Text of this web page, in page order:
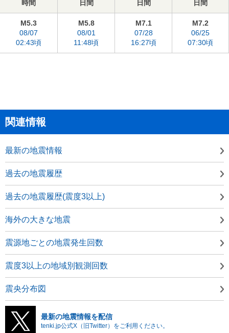
時間
日間
日間
日間
M5.3
08/07
02:43頃
M5.8
08/01
11:48頃
M7.1
07/28
16:27頃
M7.2
06/25
07:30頃
関連情報
最新の地震情報
過去の地震履歴
過去の地震履歴(震度3以上)
海外の大きな地震
震源地ごとの地震発生回数
震度3以上の地域別観測回数
震央分布図
最新の地震情報を配信
tenki.jp公式X（旧Twitter）をご利用ください。